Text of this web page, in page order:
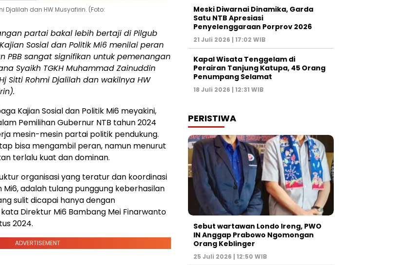
Djalilah dan HW Musyafirin. (Foto:
partai bakal lebih bertaji di Pilgub
Sosial dan Politik Mi6 menilai peran
PBB sangat signifikan untuk pemenangan
Syaikh TGKH Muhammad Zainuddin
Sitti Rohmi Djalilah dan wakilnya HW
Kajian Sosial dan Politik Mi6 meyakini,
Pemilihan Gubernur NTB tahun 2024
mesin-mesin partai politik pendukung.
bisa mengambil peran, namun menurut
terlalu kuat dan dominan.
organisasi yang teratur dan koordinasi
Mi6, adalah tulang punggung keberhasilan
sulit dicapai hanya dengan
Direktur Mi6 Bambang Mei Finarwanto
2024.
ADVERTISEMENT
Meski Diwarnai Dinamika, Garda
Satu NTB Apresiasi
Penyelenggaraan Porprov 2026 ‎
21 Juli 2026 | 17:02 WIB
Kapal Wisata Tenggelam di
Perairan Tanjung Katupa, 45 Orang
Penumpang Selamat
18 Juli 2026 | 12:31 WIB
PERISTIWA
Sebut wartawan Londo Ireng, PWO
IN Anggap Prabowo Ngomongan
Orang Keblinger
25 Juli 2026 | 12:50 WIB